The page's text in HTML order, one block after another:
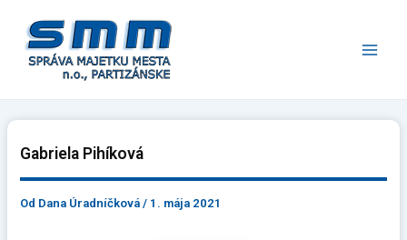
obsah
Gabriela Pihíková
Od Dana Úradníčková/ 1. mája 2021